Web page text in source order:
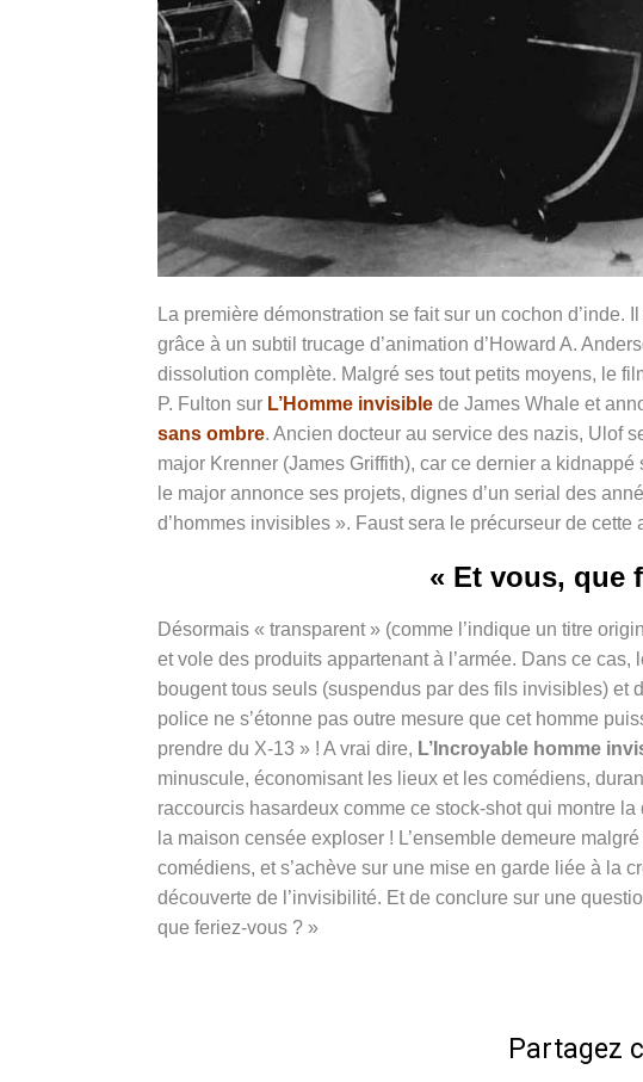
La première démonstration se fait sur un cochon
grâce à un subtil trucage d’animation d’Howard A.
dissolution complète. Malgré ses tout petits moyens, le
P. Fulton sur L’Homme invisible de James Whale et
sans ombre. Ancien docteur au service des nazis, Ulof
major Krenner (James Griffith), car ce dernier a
le major annonce ses projets, dignes d’un serial des
d’hommes invisibles ». Faust sera le précurseur de
« Et vous, que
Désormais « transparent » (comme l’indique un titre
et vole des produits appartenant à l’armée. Dans ce
bougent tous seuls (suspendus par des fils invisibles) et
police ne s’étonne pas outre mesure que cet homme
prendre du X-13 » ! A vrai dire, L’Incroyable homme
minuscule, économisant les lieux et les comédiens,
raccourcis hasardeux comme ce stock-shot qui montre
la maison censée exploser ! L’ensemble demeure
comédiens, et s’achève sur une mise en garde liée à la
découverte de l’invisibilité. Et de conclure sur une
que feriez-vous ? »
Partagez